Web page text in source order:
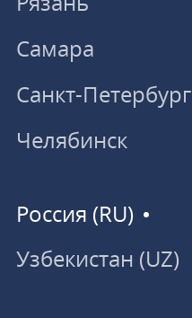
Самара
Санкт-Петербург
Челябинск
Россия (RU)
Узбекистан (UZ)